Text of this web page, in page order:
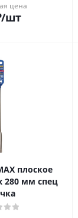
цена
/шт
280 мм спец